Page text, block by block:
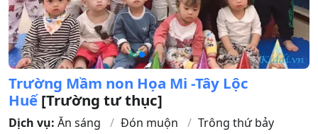
Trường Mầm non Họa Mi -Tây Lộc
Huế[Trường tư thục]
Dịch vụ: Ăn sáng Đón muộn
Trông thứ bảy